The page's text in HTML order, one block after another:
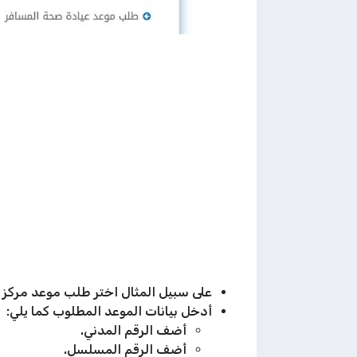
على سبيل المثال اختر طلب موعد
أدخل بيانات الموعد المطلوب كما يلي:
أضف الرقم المدني.
أضف الرقم المسلسل.